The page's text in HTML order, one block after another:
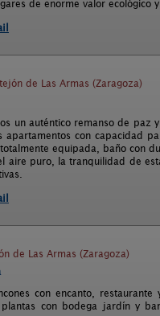
de enorme valor ecológico y
de Las Armas (Zaragoza)
un auténtico remanso de paz
con capacidad
equipada, baño con
aire puro, la tranquilidad de
de Las Armas (Zaragoza)
con encanto, restaurante
con bodega jardín y